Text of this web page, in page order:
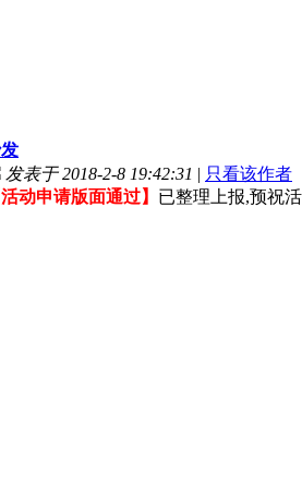
发表于 2018-2-8 19:42:31 | 只看该作者
活动申请版面通过】 已整理上报,预祝